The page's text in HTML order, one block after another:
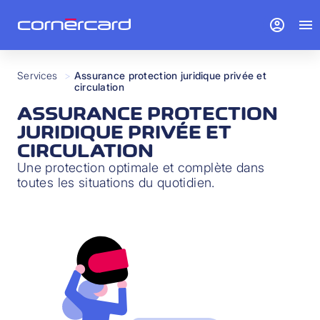
Services > Assurance protection juridique privée et
circulation
ASSURANCE PROTECTION
JURIDIQUE PRIVÉE ET
CIRCULATION
Une protection optimale et complète dans
toutes les situations du quotidien.
account_circle menu